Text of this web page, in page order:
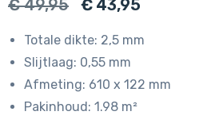
€49,95
Oorspronkelijke
€ 49,95.
€ 43,95
€ 43,95.
Totale dikte: 2,5 mm
Slijtlaag: 0,55 mm
Afmeting: 610 x 122 mm
Pakinhoud: 1.98 m²